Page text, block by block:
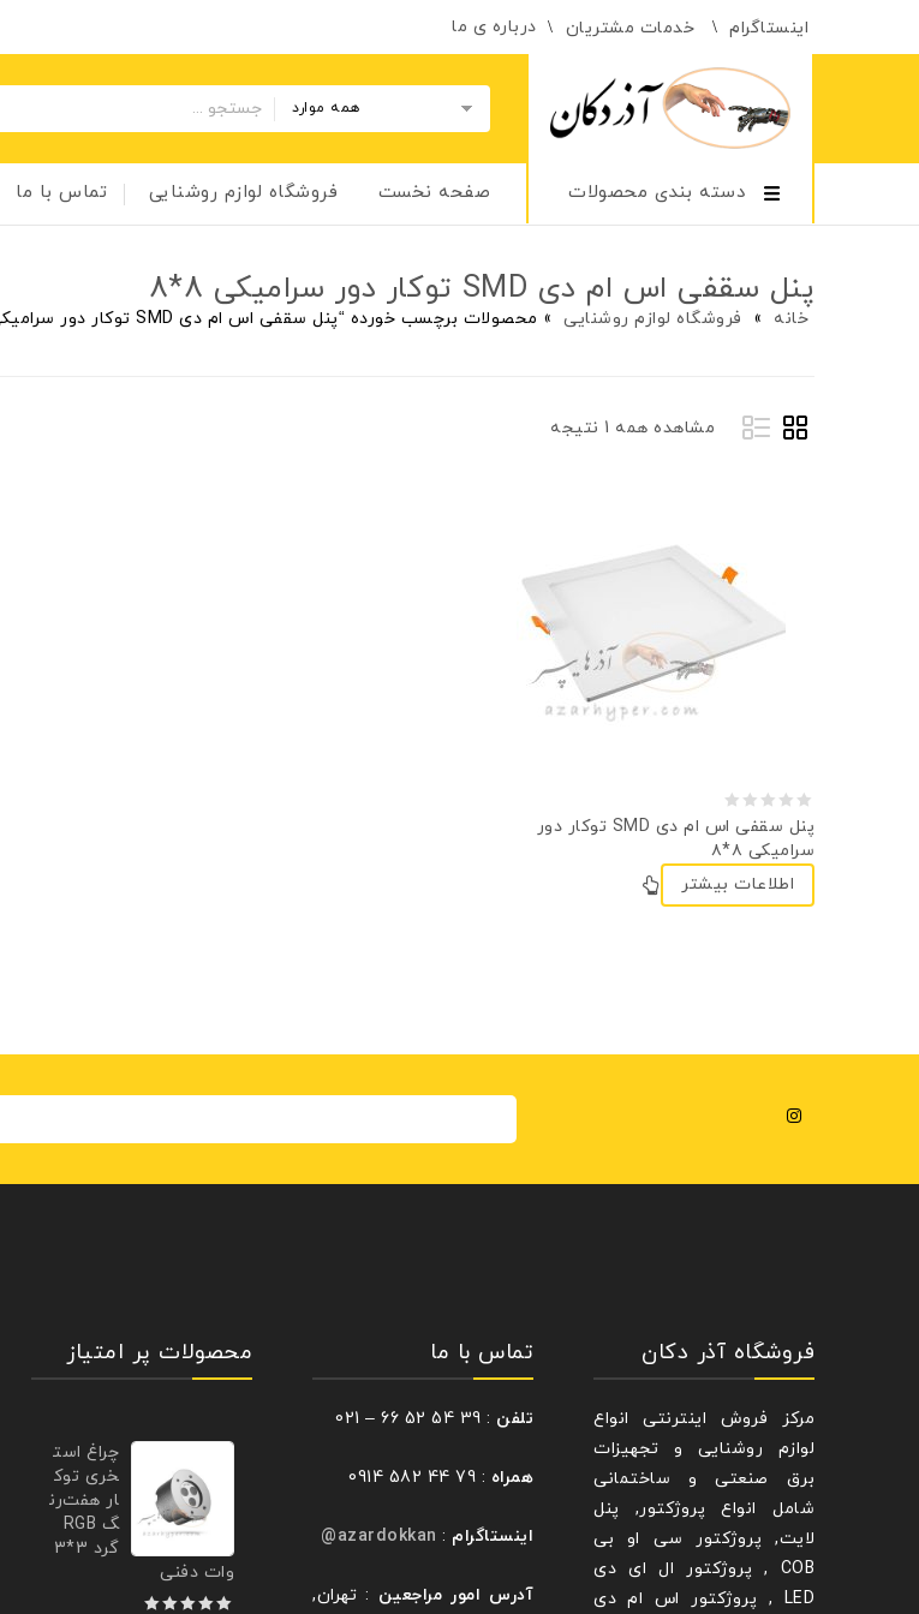
اینستاگرام خدمات مشتریان درباره ی ما
همه موارد
دسته بندی محصولات صفحه نخست فروشگاه لوازم روشنایی تماس با ما
پنل سقفی اس ام دی SMD توکار دور سرامیکی 8*8
خانه » فروشگاه لوازم روشنایی » محصولات برچسب خورده “پنل سقفی اس ام دی SMD توکار دور سرامیکی 8*8”
مشاهده همه 1 نتیجه
out
5
پنل سقفی اس ام دی SMD توکار دور
سرامیکی ۸*۸
اطلاعات بیشتر
فروشگاه آذر دکان
مرکز فروش اینترنتی انواع
لوازم روشنایی و تجهیزات
برق صنعتی و ساختمانی
شامل انواع پروژکتور, پنل
لایت, پروژکتور سی او بی
COB , پروژکتور ال ای دی
LED , پروژکتور اس ام دی
تماس با ما
تلفن : 39 54 52 66 – 021
همراه : 79 44 582 0914
اینستاگرام :
azardokkan@
آدرس امور مراجعین : تهران,
محصولات پر امتیاز
چراغ است
خری توک
ار هفت‌رن
گ RGB
گرد 3*3
وات دفنی